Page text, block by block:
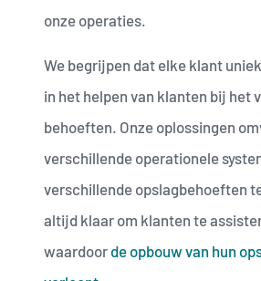
onze operaties.
We begrijpen dat elke klant
in het helpen van klanten bij het
behoeften. Onze oplossingen
verschillende operationele
verschillende opslagbehoeften
altijd klaar om klanten te
waardoor de opbouw van hun